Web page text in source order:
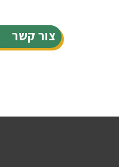
צור קשר